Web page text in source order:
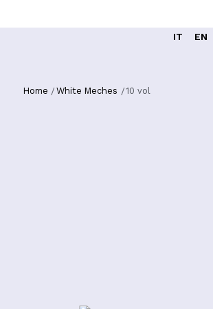
IT EN
Home White Meches 10 vol